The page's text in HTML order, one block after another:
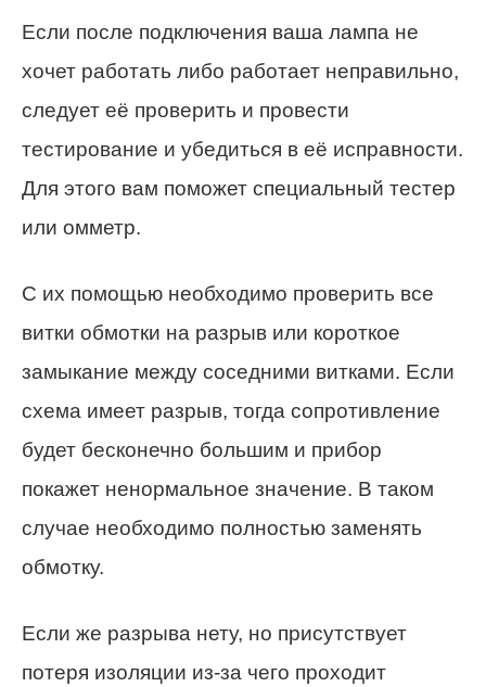
Если после подключения ваша лампа не
хочет работать либо работает неправильно,
следует её проверить и провести
тестирование и убедиться в её исправности.
Для этого вам поможет специальный тестер
или омметр.
С их помощью необходимо проверить все
витки обмотки на разрыв или короткое
замыкание между соседними витками. Если
схема имеет разрыв, тогда сопротивление
будет бесконечно большим и прибор
покажет ненормальное значение. В таком
случае необходимо полностью заменять
обмотку.
Если же разрыва нету, но присутствует
потеря изоляции из-за чего проходит